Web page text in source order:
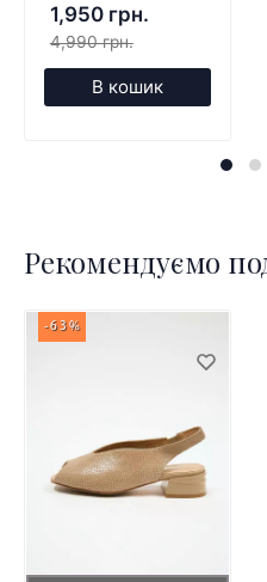
1,950 грн.
4,990 грн.
В кошик
Рекомендуємо
-63%